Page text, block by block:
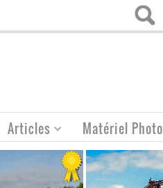
Articles Matériel Photo